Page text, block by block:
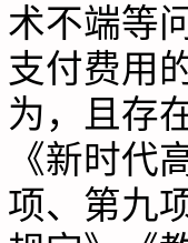
术不端等
支付费用
为，且存
《新时代
项、第九